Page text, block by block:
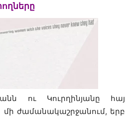
ու Կուրղինյանը հայ
մի ժամանակաշրջանում, երբ